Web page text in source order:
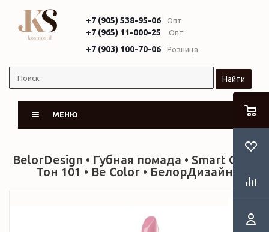
+7 (905) 538-95-06 Опт
+7 (965) 11-000-25 Опт
+7 (903) 100-70-06 Розница
Найти
МЕНЮ
BelorDesign • Губная помада • Smart Girl •
Тон 101 • Be Color • БелорДизайн